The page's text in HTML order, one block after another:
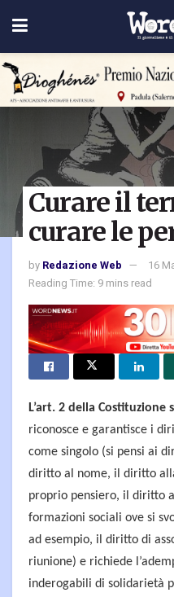
Curare il
curare le
by Redazione Web
16
Reading Time: 9 mins read
L’art. 2 della Costituzione
riconosce e garantisce i
come singolo (si pensi ai
diritto al nome, il diritto
proprio pensiero, il diritto
formazioni sociali ove si
ad esempio, il diritto di
riunione) e richiede
inderogabili di solidarietà